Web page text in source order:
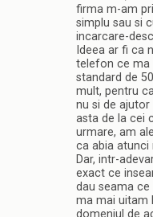
firma m-am
simplu sau si
incarcare-
Ideea ar fi ca
telefon ce ma
standard de
mult, pentru
nu si de ajutor
asta de la cei
urmare, am
ca abia atunci
Dar, intr-
exact ce
dau seama
ma mai uitam
domeniul de